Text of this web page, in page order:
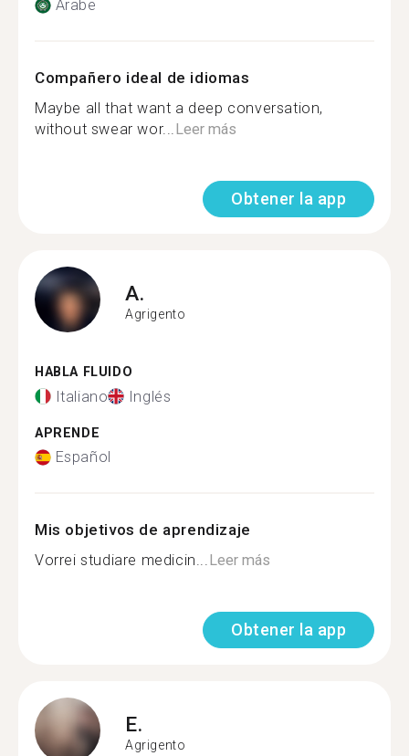
Árabe
Compañero ideal de idiomas
Maybe all that want a deep conversation,
without swear wor...Leer más
Obtener la app
A.
Agrigento
HABLA FLUIDO
Italiano Inglés
APRENDE
Español
Mis objetivos de aprendizaje
Vorrei studiare medicin...Leer más
Obtener la app
E.
Agrigento